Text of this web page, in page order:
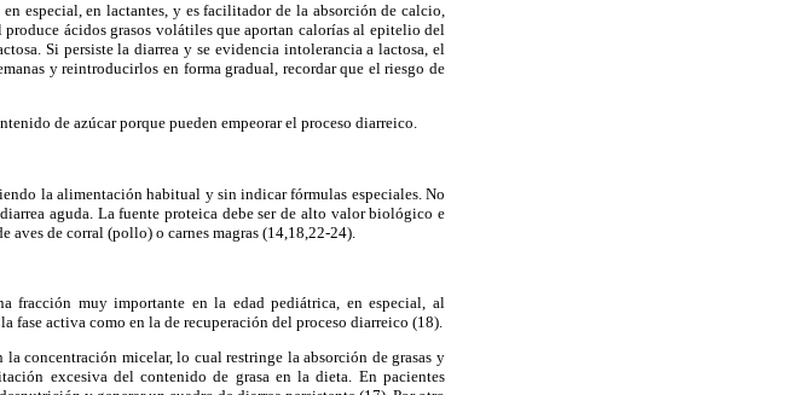
especial, en lactantes, y es facilitador de la absorción de calcio,
ácidos grasos volátiles que aportan calorías al epitelio del
Si persiste la diarrea y se evidencia intolerancia a lactosa, el
y reintroducirlos en forma gradual, recordar que el riesgo de
de azúcar porque pueden empeorar el proceso diarreico.
la alimentación habitual y sin indicar fórmulas especiales. No
aguda. La fuente proteica debe ser de alto valor biológico e
aves de corral (pollo) o carnes magras (14,18,22-24).
fracción muy importante en la edad pediátrica, en especial, al
fase activa como en la de recuperación del proceso diarreico (18).
concentración micelar, lo cual restringe la absorción de grasas y
excesiva del contenido de grasa en la dieta. En pacientes